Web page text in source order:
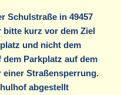
Schulstraße in 49457
bitte kurz vor dem Ziel
und nicht dem
Parkplatz auf dem
Straßensperrung.
abgestellt